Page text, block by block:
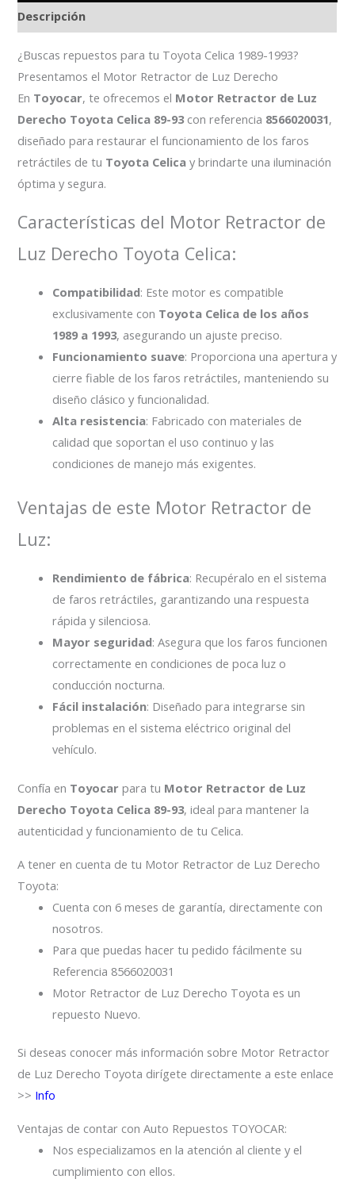
Descripción
¿Buscas repuestos para tu Toyota Celica 1989-1993?
Presentamos el Motor Retractor de Luz Derecho
En Toyocar, te ofrecemos el Motor Retractor de Luz
Derecho Toyota Celica 89-93 con referencia 8566020031,
diseñado para restaurar el funcionamiento de los faros
retráctiles de tu Toyota Celica y brindarte una iluminación
óptima y segura.
Características del Motor Retractor de
Luz Derecho Toyota Celica:
Compatibilidad: Este motor es compatible
exclusivamente con Toyota Celica de los años
1989 a 1993, asegurando un ajuste preciso.
Funcionamiento suave: Proporciona una apertura y
cierre fiable de los faros retráctiles, manteniendo su
diseño clásico y funcionalidad.
Alta resistencia: Fabricado con materiales de
calidad que soportan el uso continuo y las
condiciones de manejo más exigentes.
Ventajas de este Motor Retractor de
Luz:
Rendimiento de fábrica: Recupéralo en el sistema
de faros retráctiles, garantizando una respuesta
rápida y silenciosa.
Mayor seguridad: Asegura que los faros funcionen
correctamente en condiciones de poca luz o
conducción nocturna.
Fácil instalación: Diseñado para integrarse sin
problemas en el sistema eléctrico original del
vehículo.
Confía en Toyocar para tu Motor Retractor de Luz
Derecho Toyota Celica 89-93, ideal para mantener la
autenticidad y funcionamiento de tu Celica.
A tener en cuenta de tu Motor Retractor de Luz Derecho
Toyota:
Cuenta con 6 meses de garantía, directamente con
nosotros.
Para que puedas hacer tu pedido fácilmente su
Referencia 8566020031
Motor Retractor de Luz Derecho Toyota es un
repuesto Nuevo.
Si deseas conocer más información sobre Motor Retractor
de Luz Derecho Toyota dirígete directamente a este enlace
>> Info
Ventajas de contar con Auto Repuestos TOYOCAR:
Nos especializamos en la atención al cliente y el
cumplimiento con ellos.